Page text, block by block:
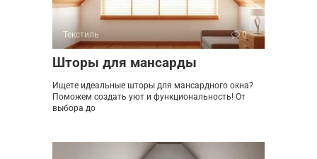
Текстиль 0
Шторы для мансарды
Ищете идеальные шторы для мансардного окна?
Поможем создать уют и функциональность! От
выбора до